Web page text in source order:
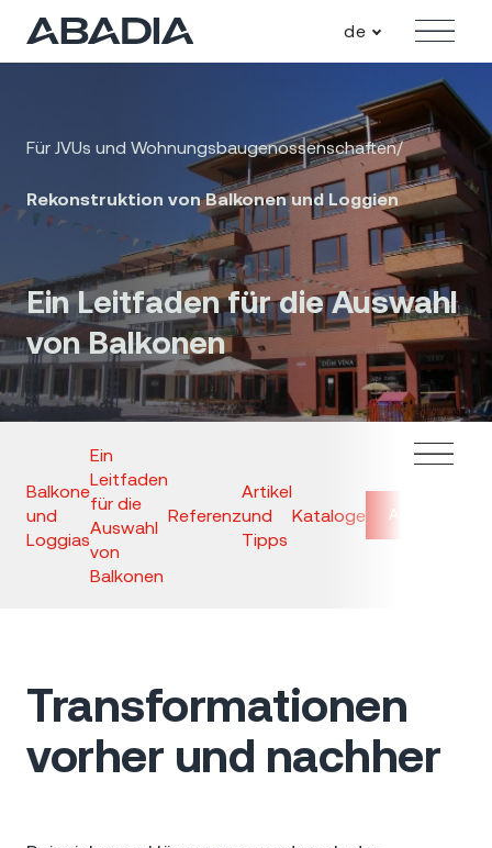
Angebot
de
Für JVUs und Wohnungsbaugenossenschaften/
Rekonstruktion von Balkonen und Loggien
Ein Leitfaden für die Auswahl
von Balkonen
Balkone
und
Loggias
Ein
Leitfaden
für die
Auswahl
von
Balkonen
Referenz
Artikel
und
Tipps
Kataloge Anfrage
Transformationen
vorher und nachher